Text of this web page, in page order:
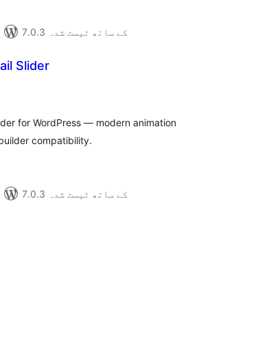
7.0.3 کے ساتھ ٹیسٹ شدہ
Slider
for WordPress — modern animation
compatibility.
7.0.3 کے ساتھ ٹیسٹ شدہ